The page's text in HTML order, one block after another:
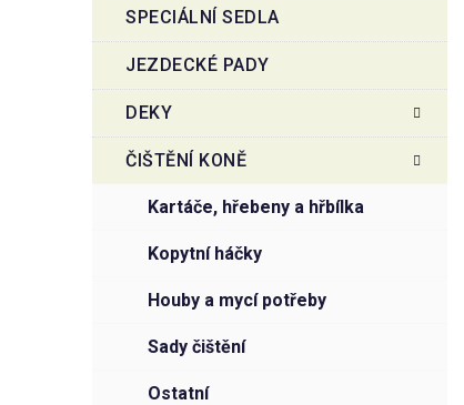
SPECIÁLNÍ SEDLA
JEZDECKÉ PADY
DEKY
ČIŠTĚNÍ KONĚ
kartáče, hřebeny a hřbílka
kopytní háčky
houby a mycí potřeby
sady čištění
ostatní